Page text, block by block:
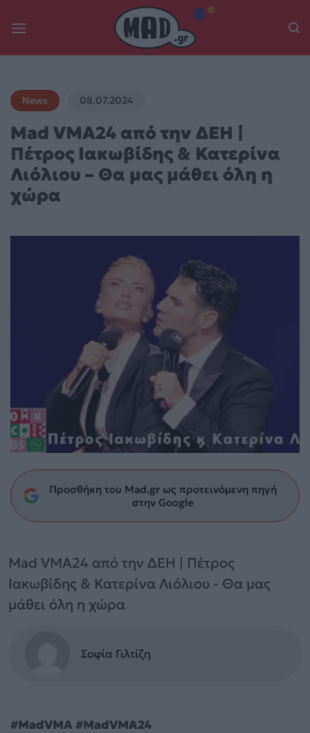
News 08.07.2024
Mad VMA24 από την ΔΕΗ |
Πέτρος Ιακωβίδης & Κατερίνα
Λιόλιου – Θα μας μάθει όλη η
χώρα
Προσθήκη του Mad.gr ως προτεινόμενη πηγή
στην Google
Mad VMA24 από την ΔΕΗ | Πέτρος
Ιακωβίδης & Κατερίνα Λιόλιου - Θα μας
μάθει όλη η χώρα
Σοφία Γιλτίζη
#MadVMA #MadVMA24